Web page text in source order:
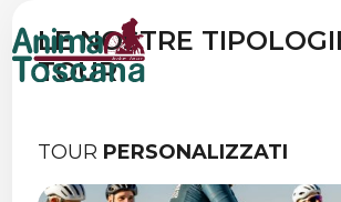
SCOPRI IN BICI
TUTTO
TOSCANA
HA DA OFFRIRE
LE NOSTRE
TOUR
TOUR PERSONALIZZATI